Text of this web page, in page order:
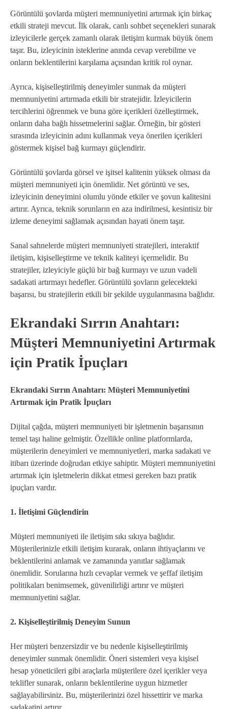
Görüntülü şovlarda müşteri memnuniyetini artırmak için birkaç
etkili strateji mevcut. İlk olarak, canlı sohbet seçenekleri sunarak
izleyicilerle gerçek zamanlı olarak iletişim kurmak büyük önem
taşır. Bu, izleyicinin isteklerine anında cevap verebilme ve
onların beklentilerini karşılama açısından kritik rol oynar.
Ayrıca, kişiselleştirilmiş deneyimler sunmak da müşteri
memnuniyetini artırmada etkili bir stratejidir. İzleyicilerin
tercihlerini öğrenmek ve buna göre içerikleri özelleştirmek,
onların daha bağlı hissetmelerini sağlar. Örneğin, bir gösteri
sırasında izleyicinin adını kullanmak veya önerilen içerikleri
göstermek kişisel bağ kurmayı güçlendirir.
Görüntülü şovlarda görsel ve işitsel kalitenin yüksek olması da
müşteri memnuniyeti için önemlidir. Net görüntü ve ses,
izleyicinin deneyimini olumlu yönde etkiler ve şovun kalitesini
artırır. Ayrıca, teknik sorunların en aza indirilmesi, kesintisiz bir
izleme deneyimi sağlamak açısından hayati önem taşır.
Sanal sahnelerde müşteri memnuniyeti stratejileri, interaktif
iletişim, kişiselleştirme ve teknik kaliteyi içermelidir. Bu
stratejiler, izleyiciyle güçlü bir bağ kurmayı ve uzun vadeli
sadakati artırmayı hedefler. Görüntülü şovların gelecekteki
başarısı, bu stratejilerin etkili bir şekilde uygulanmasına bağlıdır.
Ekrandaki Sırrın Anahtarı:
Müşteri Memnuniyetini Artırmak
için Pratik İpuçları
Ekrandaki Sırrın Anahtarı: Müşteri Memnuniyetini
Artırmak için Pratik İpuçları
Dijital çağda, müşteri memnuniyeti bir işletmenin başarısının
temel taşı haline gelmiştir. Özellikle online platformlarda,
müşterilerin deneyimleri ve memnuniyetleri, marka sadakati ve
itibarı üzerinde doğrudan etkiye sahiptir. Müşteri memnuniyetini
artırmak için işletmelerin dikkat etmesi gereken bazı pratik
ipuçları vardır.
1. İletişimi Güçlendirin
Müşteri memnuniyeti ile iletişim sıkı sıkıya bağlıdır.
Müşterilerinizle etkili iletişim kurarak, onların ihtiyaçlarını ve
beklentilerini anlamak ve zamanında yanıtlar sağlamak
önemlidir. Sorularına hızlı cevaplar vermek ve şeffaf iletişim
politikaları benimsemek, güvenilirliği artırır ve müşteri
memnuniyetini sağlar.
2. Kişiselleştirilmiş Deneyim Sunun
Her müşteri benzersizdir ve bu nedenle kişiselleştirilmiş
deneyimler sunmak önemlidir. Öneri sistemleri veya kişisel
hesap yöneticileri gibi araçlarla müşterilere özel içerikler veya
teklifler sunarak, onların beklentilerine uygun hizmetler
sağlayabilirsiniz. Bu, müşterilerinizi özel hissettirir ve marka
sadakatini artırır.